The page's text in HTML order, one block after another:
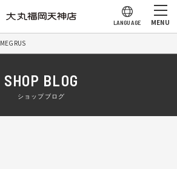
LANGUAGE MENU
MEGRUS
SHOP BLOG
ショップブログ